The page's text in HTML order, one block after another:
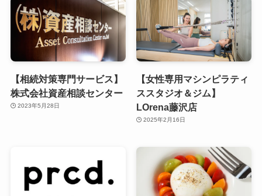
【相続対策専門サービス】
株式会社資産相談センター
2023年5月28日
【女性専用マシンピラティ
ススタジオ＆ジム】
LOrena藤沢店
2025年2月16日